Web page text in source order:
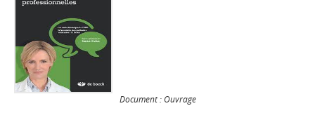
Document : Ouvrage